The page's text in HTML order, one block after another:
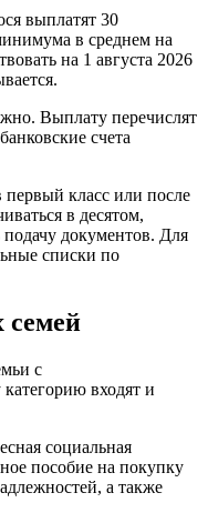
выплатят 30
в среднем на
на 1 августа 2026
Выплату перечислят
счета
класс или после
в десятом,
подачу документов. Для
списки по
семей
с
входят и
социальная
пособие на покупку
а также